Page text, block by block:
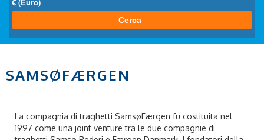
SAMSØFÆRGEN
La compagnia di traghetti SamsøFærgen fu costituita nel
1997 come una joint venture tra le due compagnie di